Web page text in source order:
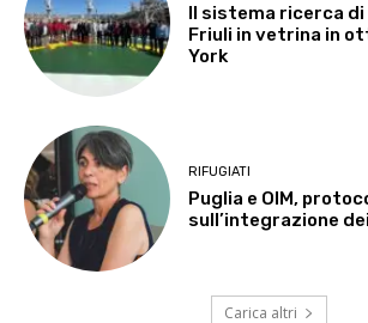
Il sistema ricerca di
Friuli in vetrina in
York
RIFUGIATI
Puglia e OIM,
sull’integrazione
Carica altri